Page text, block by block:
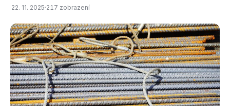
22. 11. 2025 217 zobrazení